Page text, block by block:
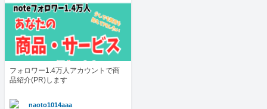
フォロワー1.4万人アカウントで商
品紹介(PR)します
naoto1014aaa